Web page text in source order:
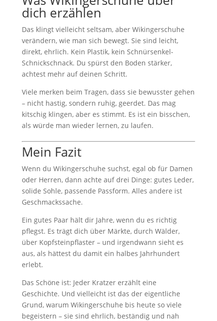
dich erzählen
Das klingt vielleicht seltsam, aber Wikingerschuhe
verändern, wie man sich bewegt. Sie sind leicht,
direkt, ehrlich. Kein Plastik, kein Schnürsenkel-
Schnickschnack. Du spürst den Boden stärker,
achtest mehr auf deinen Schritt.
Viele merken beim Tragen, dass sie bewusster gehen
– nicht hastig, sondern ruhig, geerdet. Das mag
kitschig klingen, aber es stimmt. Es ist ein bisschen,
als würde man wieder lernen, zu laufen.
Mein Fazit
Wenn du Wikingerschuhe suchst, egal ob für Damen
oder Herren, dann achte auf drei Dinge: gutes Leder,
solide Sohle, passende Passform. Alles andere ist
Geschmackssache.
Ein gutes Paar hält dir Jahre, wenn du es richtig
pflegst. Es trägt dich über Märkte, durch Wälder,
über Kopfsteinpflaster – und irgendwann sieht es
aus, als hättest du damit ein halbes Jahrhundert
erlebt.
Das Schöne ist: Jeder Kratzer erzählt eine
Geschichte. Und vielleicht ist das der eigentliche
Grund, warum Wikingerschuhe bis heute so viele
begeistern – sie sind ehrlich, beständig und nah